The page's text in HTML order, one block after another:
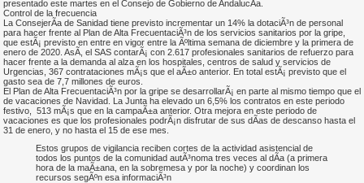
presentado este martes en el Consejo de Gobierno de AndalucÃ­a.
Control de la frecuencia
La ConsejerÃ­a de Sanidad tiene previsto incrementar un 14% la dotaciÃ³n de personal
para hacer frente al Plan de Alta FrecuentaciÃ³n de los servicios sanitarios por la gripe,
que estÃ¡ previsto en entre en vigor entre la Ãºltima semana de diciembre y la primera de
enero de 2020. AsÃ­, el SAS contarÃ¡ con 2.617 profesionales sanitarios de refuerzo para
hacer frente a la demanda al alza en los hospitales, centros de salud y servicios de
Urgencias, 367 contrataciones mÃ¡s que el aÃ±o anterior. En total estÃ¡ previsto que el
gasto sea de 7,7 millones de euros.
El Plan de Alta FrecuentaciÃ³n por la gripe se desarrollarÃ¡ en parte al mismo tiempo que el
de vacaciones de Navidad. La Junta ha elevado un 6,5% los contratos en este periodo
festivo, 513 mÃ¡s que en la campaÃ±a anterior. Otra mejora en este periodo de
vacaciones es que los profesionales podrÃ¡n disfrutar de sus dÃ­as de descanso hasta el
31 de enero, y no hasta el 15 de ese mes.
Estos grupos de vigilancia reciben cortes de la actividad asistencial de
todos los puntos de la comunidad autÃ³noma tres veces al dÃ­a (a primera
hora de la maÃ±ana, en la sobremesa y por la noche) y coordinan los
recursos segÃºn esa informaciÃ³n